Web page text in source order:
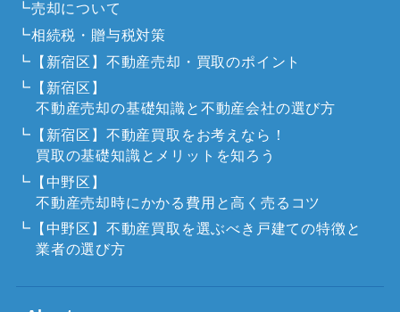
┗売却について
┗相続税・贈与税対策
┗【新宿区】不動産売却・買取のポイント
┗【新宿区】
不動産売却の基礎知識と不動産会社の選び方
┗【新宿区】不動産買取をお考えなら！
買取の基礎知識とメリットを知ろう
┗【中野区】
不動産売却時にかかる費用と高く売るコツ
┗【中野区】不動産買取を選ぶべき戸建ての特徴と
業者の選び方